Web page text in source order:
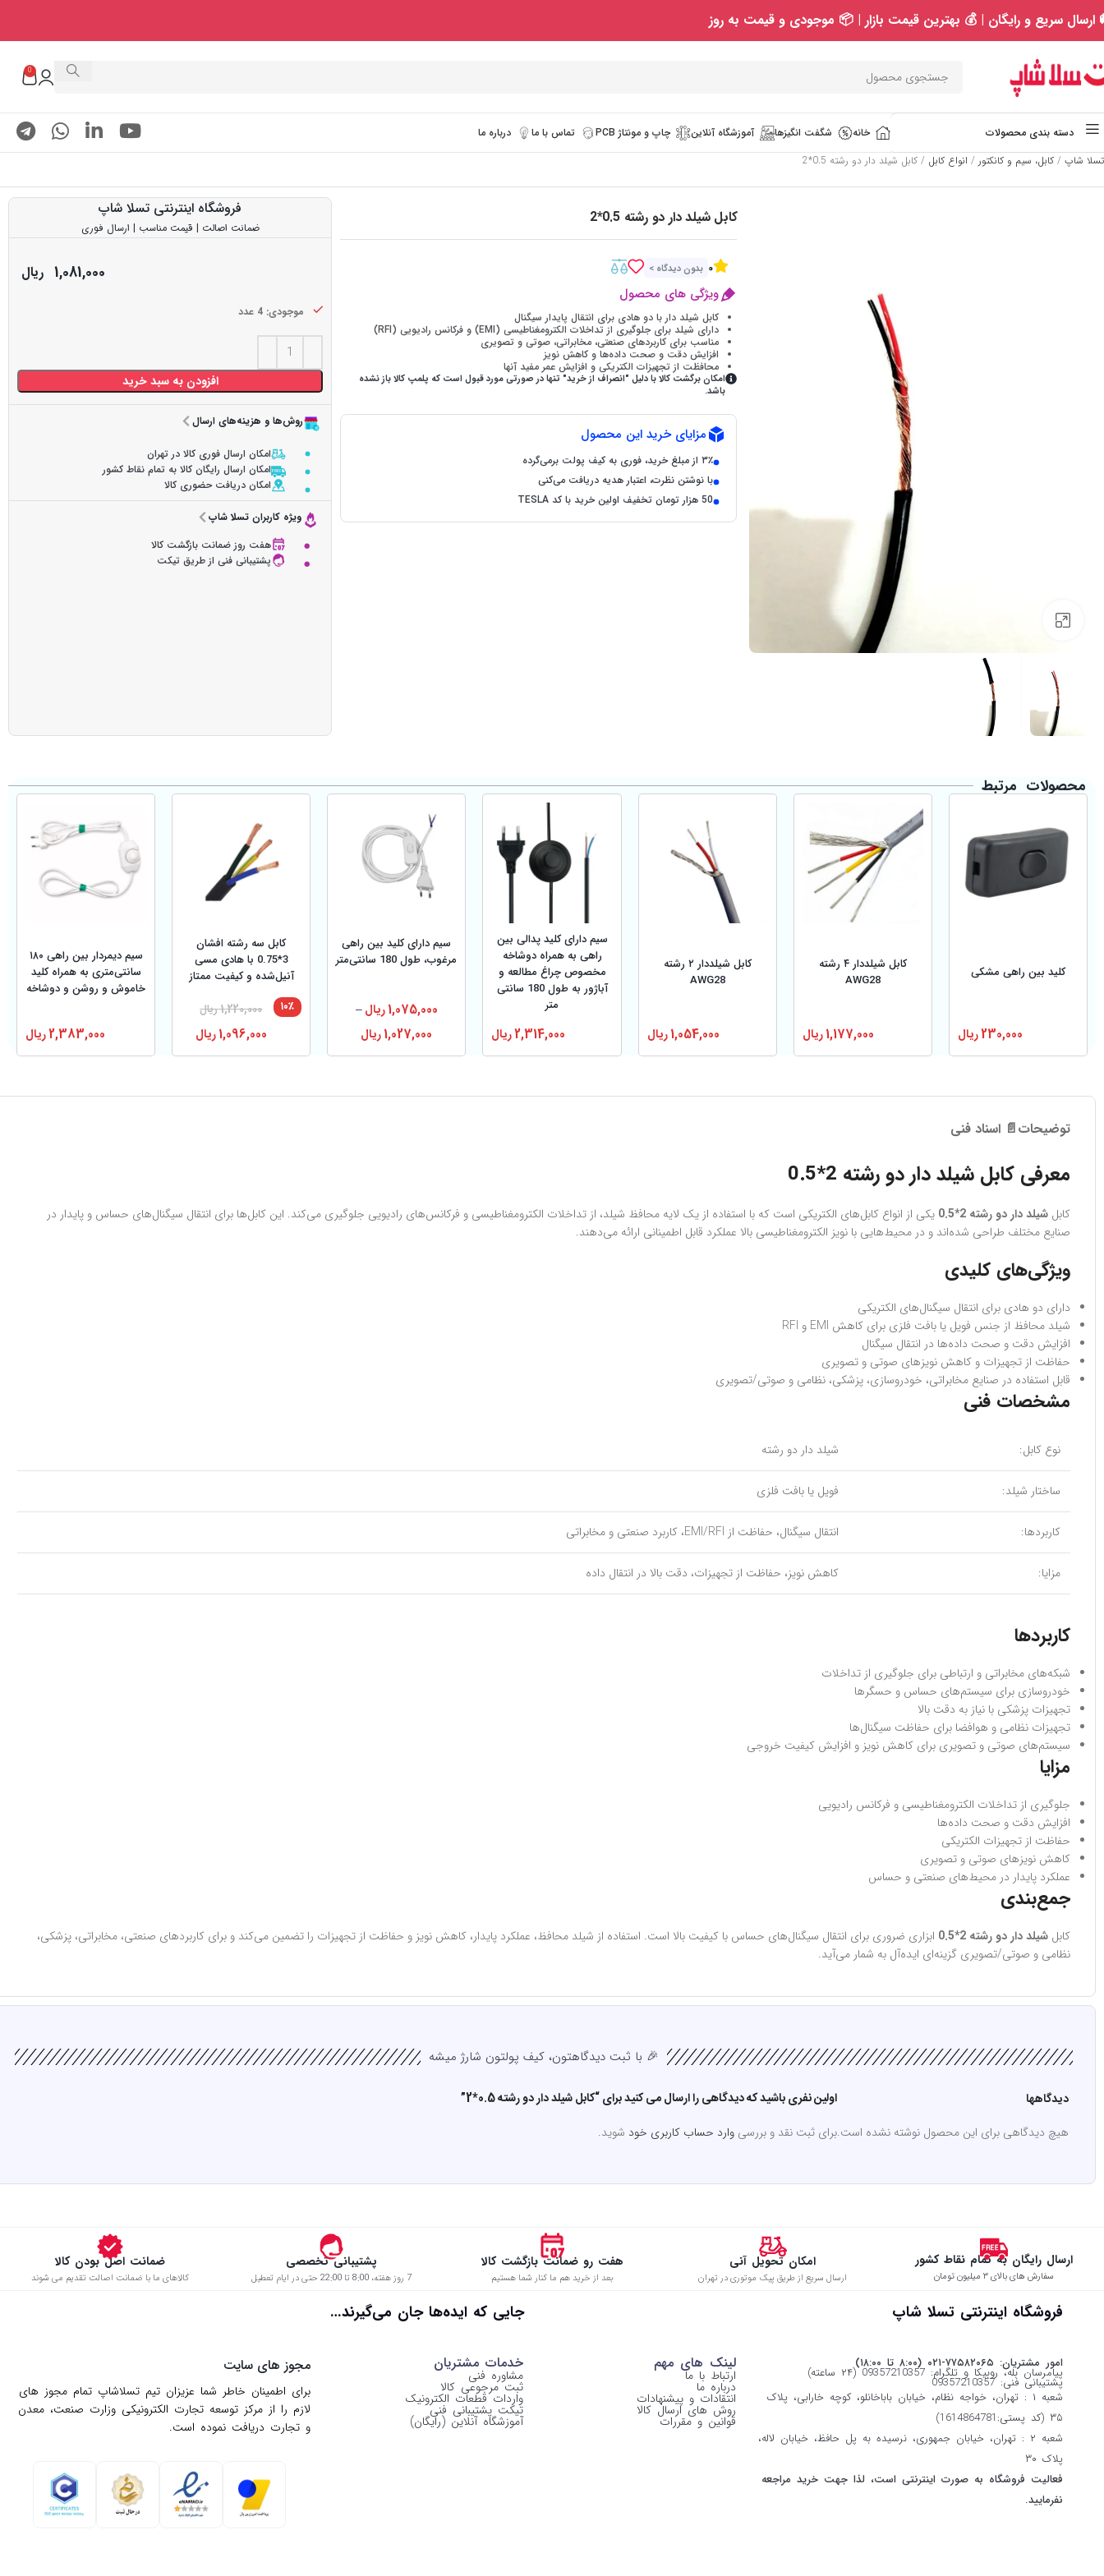
ارسال سریع و رایگان | 💰 بهترین قیمت بازار | 📦 موجودی و قیمت به روز
0
دسته بندی محصولات خانه شگفت انگیزها آموزشگاه آنلاین چاپ و مونتاژ PCB تماس با ما
درباره ما
تسلا شاپ / کابل، سیم و کانکتور / انواع کابل / کابل شیلد دار دو رشته 0.5*2
کابل شیلد دار دو رشته 0.5*2
0 بدون دیدگاه >
ویژگی های محصول
کابل شیلد دار با دو هادی برای انتقال پایدار سیگنال
دارای شیلد برای جلوگیری از تداخلات الکترومغناطیسی (EMI) و فرکانس رادیویی (RFI)
مناسب برای کاربردهای صنعتی، مخابراتی، صوتی و تصویری
افزایش دقت و صحت داده‌ها و کاهش نویز
محافظت از تجهیزات الکتریکی و افزایش عمر مفید آنها
امکان برگشت کالا با دلیل "انصراف از خرید" تنها در صورتی مورد قبول است که پلمپ کالا باز نشده
باشد.
مزایای خرید این محصول
۳٪ از مبلغ خرید، فوری به کیف پولت برمی‌گرده
با نوشتن نظرت، اعتبار هدیه دریافت می‌کنی
50 هزار تومان تخفیف اولین خرید با کد TESLA
فروشگاه اینترنتی تسلا شاپ
ضمانت اصالت | قیمت مناسب | ارسال فوری
1,081,000 ریال
موجودی: 4 عدد
افزودن به سبد خرید
روش‌ها و هزینه‌های ارسال
امکان ارسال فوری کالا در تهران
امکان ارسال رایگان کالا به تمام نقاط کشور
امکان دریافت حضوری کالا
ویژه کاربران تسلا شاپ
هفت روز ضمانت بازگشت کالا
پشتیبانی فنی از طریق تیکت
محصولات مرتبط
کلید بین راهی مشکی
230,000ریال
کابل شیلددار ۴ رشته
AWG28
1,177,000ریال
کابل شیلددار ۲ رشته
AWG28
1,054,000ریال
سیم دارای کلید پدالی بین
راهی به همراه دوشاخه
مخصوص چراغ مطالعه و
آباژور به طول 180 سانتی
متر
2,314,000ریال
سیم دارای کلید بین راهی
مرغوب، طول 180 سانتی‌متر
1,075,000ریال–
1,027,000ریال
کابل سه رشته افشان
3*0.75 با هادی مسی
آنیل‌شده و کیفیت ممتاز
1,220,000ریال
1,096,000ریال
۱۰٪
سیم دیمردار بین راهی ۱۸۰
سانتی‌متری به همراه کلید
خاموش و روشن و دوشاخه
2,383,000ریال
توضیحات📄 اسناد فنی
معرفی کابل شیلد دار دو رشته 2*0.5
کابل شیلد دار دو رشته 2*0.5
یکی از انواع کابل‌های الکتریکی است که با استفاده از یک لایه محافظ شیلد، از تداخلات الکترومغناطیسی و فرکانس‌های رادیویی جلوگیری می‌کند. این کابل‌ها برای انتقال سیگنال‌های حساس و پایدار در
صنایع مختلف طراحی شده‌اند و در محیط‌هایی با نویز الکترومغناطیسی بالا عملکرد قابل اطمینانی ارائه می‌دهند.
ویژگی‌های کلیدی
دارای دو هادی برای انتقال سیگنال‌های الکتریکی
شیلد محافظ از جنس فویل یا بافت فلزی برای کاهش EMI و RFI
افزایش دقت و صحت داده‌ها در انتقال سیگنال
حفاظت از تجهیزات و کاهش نویزهای صوتی و تصویری
قابل استفاده در صنایع مخابراتی، خودروسازی، پزشکی، نظامی و صوتی/تصویری
مشخصات فنی
نوع کابل: شیلد دار دو رشته
ساختار شیلد: فویل یا بافت فلزی
کاربردها: انتقال سیگنال، حفاظت از EMI/RFI، کاربرد صنعتی و مخابراتی
مزایا: کاهش نویز، حفاظت از تجهیزات، دقت بالا در انتقال داده
کاربردها
شبکه‌های مخابراتی و ارتباطی برای جلوگیری از تداخلات
خودروسازی برای سیستم‌های حساس و حسگرها
تجهیزات پزشکی با نیاز به دقت بالا
تجهیزات نظامی و هوافضا برای حفاظت سیگنال‌ها
سیستم‌های صوتی و تصویری برای کاهش نویز و افزایش کیفیت خروجی
مزایا
جلوگیری از تداخلات الکترومغناطیسی و فرکانس رادیویی
افزایش دقت و صحت داده‌ها
حفاظت از تجهیزات الکتریکی
کاهش نویزهای صوتی و تصویری
عملکرد پایدار در محیط‌های صنعتی و حساس
جمع‌بندی
کابل شیلد دار دو رشته 2*0.5
ابزاری ضروری برای انتقال سیگنال‌های حساس با کیفیت بالا است. استفاده از شیلد محافظ، عملکرد پایدار، کاهش نویز و حفاظت از تجهیزات را تضمین می‌کند و برای کاربردهای صنعتی، مخابراتی، پزشکی،
نظامی و صوتی/تصویری گزینه‌ای ایده‌آل به شمار می‌آید.
🎉 با ثبت دیدگاهتون، کیف پولتون شارژ میشه
دیدگاهها
هیچ دیدگاهی برای این محصول نوشته نشده است.
اولین نفری باشید که دیدگاهی را ارسال می کنید برای “کابل شیلد دار دو رشته 0.5*2”
برای ثبت نقد و بررسی وارد حساب کاربری خود شوید.
ارسال رایگان به تمام نقاط کشور
سفارش های بالای ۳ میلیون تومان
امکان تحویل آنی
ارسال سریع از طریق پیک موتوری در تهران
هفت رو ضمانت بازگشت کالا
بعد از خرید هم ما کنار شما هستیم
پشتیبانی تخصصی
7 روز هفته، 8:00 تا 22:00 حتی در ایام تعطیل
ضمانت اصل بودن کالا
کالاهای ما با ضمانت اصالت تقدیم می شوند
فروشگاه اینترنتی تسلا شاپ جایی که ایده‌ها جان می‌گیرند…
امور مشتریان: ۷۷۵۸۲۰۶۵-۰۲۱ (۸:۰۰ تا ۱۸:۰۰)
پیامرسان بله، روبیکا و تلگرام: 09357210357 (۲۴ ساعته)
پشتیبانی فنی: 09357210357
شعبه ۱ : تهران، خواجه نظام، خیابان باباخانلو، کوچه خارابی، پلاک
۳۵ (کد پستی:1614864781)
شعبه ۲ : تهران، خیابان جمهوری، نرسیده به پل حافظ، خیابان لاله،
پلاک ۳۰
فعالیت فروشگاه به صورت اینترنتی است، لذا جهت خرید مراجعه
نفرمایید.
لینک های مهم
ارتباط با ما
درباره ما
انتقادات و پیشنهادات
روش های ارسال کالا
قوانین و مقررات
خدمات مشتریان
مشاوره فنی
ثبت مرجوعی کالا
واردات قطعات الکترونیک
تیکت پشتیبانی فنی
آموزشگاه آنلاین (رایگان)
مجوز های سایت
برای اطمینان خاطر شما عزیزان تیم تسلاشاپ تمام مجوز های
لازم را از مركز توسعه تجارت الكترونیكی وزارت صنعت، معدن
و تجارت دریافت نموده است.